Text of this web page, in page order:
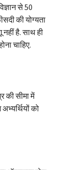
से 50
की योग्यता
है. साथ ही
चाहिए.
की सीमा में
को